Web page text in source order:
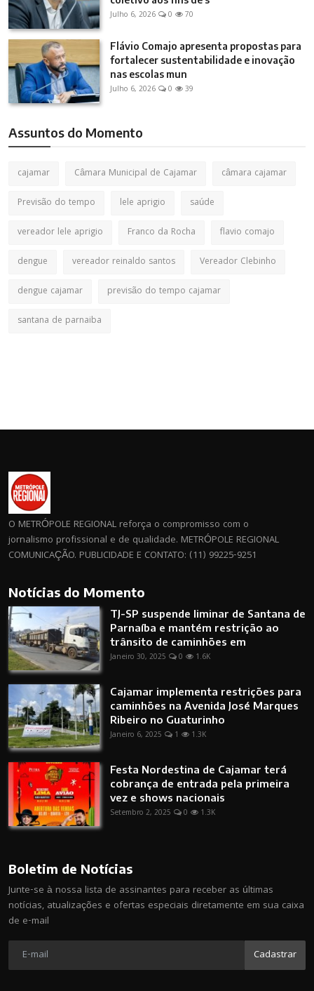
Julho 6, 2026 0 70
Flávio Comajo apresenta propostas para
fortalecer sustentabilidade e inovação
nas escolas mun
Julho 6, 2026 0 39
Assuntos do Momento
cajamar Câmara Municipal de Cajamar
câmara cajamar
Previsão do tempo
lele aprigio
saúde
vereador lele aprigio
Franco da Rocha
flavio comajo
dengue
vereador reinaldo santos
Vereador Clebinho
dengue cajamar
previsão do tempo cajamar
santana de parnaiba
O METRÓPOLE REGIONAL reforça o compromisso com o
jornalismo profissional e de qualidade. METRÓPOLE REGIONAL
COMUNICAÇÃO. PUBLICIDADE E CONTATO: (11) 99225-9251
Notícias do Momento
TJ-SP suspende liminar de Santana de
Parnaíba e mantém restrição ao
trânsito de caminhões em
Janeiro 30, 2025
0 1.6K
Cajamar implementa restrições para
caminhões na Avenida José Marques
Ribeiro no Guaturinho
Janeiro 6, 2025
1 1.3K
Festa Nordestina de Cajamar terá
cobrança de entrada pela primeira
vez e shows nacionais
Setembro 2, 2025
0 1.3K
Boletim de Notícias
Junte-se à nossa lista de assinantes para receber as últimas
notícias, atualizações e ofertas especiais diretamente em sua caixa
de e-mail
Cadastrar